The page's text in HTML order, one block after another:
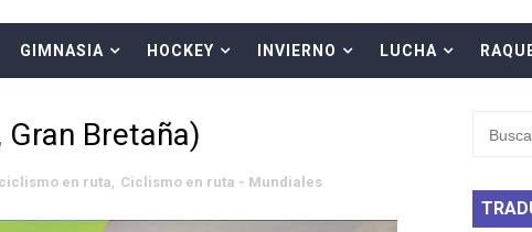
GIMNASIA HOCKEY INVIERNO LUCHA
Bretaña)
ciclismo en ruta, Ciclismo en ruta - Mundiales